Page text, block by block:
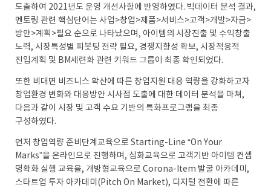
도출하여 2021년도 운영 개선사항에 반영하였다. 빅데이터 분석 결과,
멘토링 관련 핵심단어는 사업>창업>제품>서비스>고객>개발>자금>
방안>계획>필요 순으로 나타났으며, 아이템의 시장진출 및 수익창출
노력, 시장특성별 피봇팅 전략 필요, 경쟁지향성 확보, 시장적응적
진입계획 및 BM세련화 관련 키워드 그룹이 최종 확인되었다.
또한 비대면 비즈니스 확산에 따른 창업지원 대응 역량을 강화하고자
창업환경 변화와 대응방안 시사점 도출에 대한 데이터 분석을 마쳐,
다음과 같이 시장 및 고객 수요 기반의 특화프로그램을 최종
구성하였다.
먼저 창업역량 준비단계교육으로 Starting-Line “On Your
Marks”을 온라인으로 진행하며, 심화교육으로 고객기반 아이템 컨셉
명확화 실행 교육을, 개방형교육으로 Corona-Item 발굴 아카데미,
스타트업 투자 아카데미(Pitch On Market), 디지털 전환에 따른